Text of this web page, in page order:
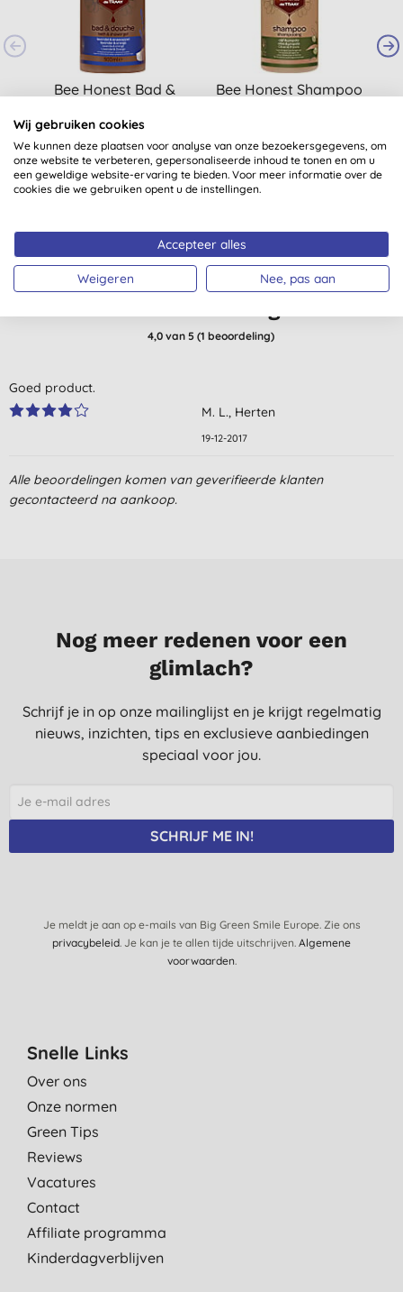
Bee Honest Bad &
Sinaasappel - 500ML
€ 11,09 KOPEN
Bee Honest Shampoo
€ 6,97 KOPEN
4,0van 5 (1 beoordeling)
Goed product.
M. L., Herten
19-12-2017
Alle beoordelingen komen van geverifieerde klanten
gecontacteerd na aankoop.
Nog meer redenen voor een
glimlach?
Schrijf je in op onze mailinglijst en je krijgt regelmatig
nieuws, inzichten, tips en exclusieve aanbiedingen
speciaal voor jou.
SCHRIJF ME IN!
Je meldt je aan op e-mails van Big Green Smile Europe. Zie ons
privacybeleid. Je kan je te allen tijde uitschrijven. Algemene
voorwaarden.
Snelle Links
Over ons
Onze normen
Green Tips
Reviews
Vacatures
Contact
Affiliate programma
Kinderdagverblijven
Wij gebruiken cookies
We kunnen deze plaatsen voor analyse van onze bezoekersgegevens, om
onze website te verbeteren, gepersonaliseerde inhoud te tonen en om u
een geweldige website-ervaring te bieden. Voor meer informatie over de
cookies die we gebruiken opent u de instellingen.
Accepteer alles
Weigeren Nee, pas aan